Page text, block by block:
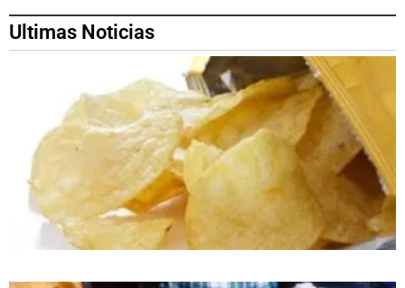
Ultimas Noticias